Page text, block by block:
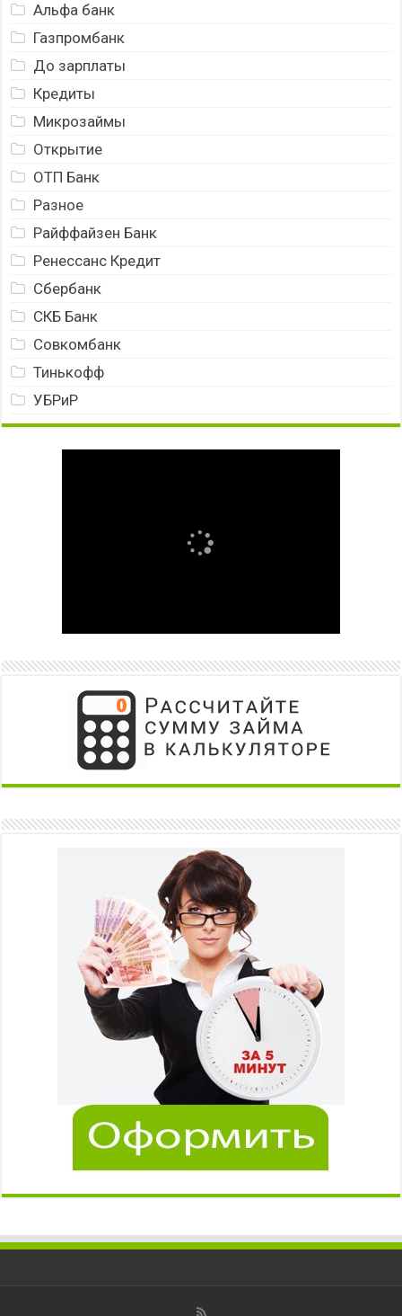
Альфа банк
Газпромбанк
До зарплаты
Кредиты
Микрозаймы
Открытие
ОТП Банк
Разное
Райффайзен Банк
Ренессанс Кредит
Сбербанк
СКБ Банк
Совкомбанк
Тинькофф
УБРиР